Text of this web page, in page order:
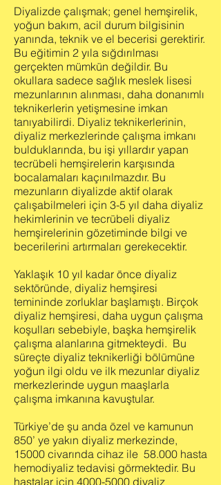
Diyalizde çalışmak; genel hemşirelik,
yoğun bakım, acil durum bilgisinin
yanında, teknik ve el becerisi gerektirir.
Bu eğitimin 2 yıla sığdırılması
gerçekten mümkün değildir. Bu
okullara sadece sağlık meslek lisesi
mezunlarının alınması, daha donanımlı
teknikerlerin yetişmesine imkan
tanıyabilirdi. Diyaliz teknikerlerinin,
diyaliz merkezlerinde çalışma imkanı
bulduklarında, bu işi yıllardır yapan
tecrübeli hemşirelerin karşısında
bocalamaları kaçınılmazdır. Bu
mezunların diyalizde aktif olarak
çalışabilmeleri için 3-5 yıl daha diyaliz
hekimlerinin ve tecrübeli diyaliz
hemşirelerinin gözetiminde bilgi ve
becerilerini artırmaları gerekecektir.
Yaklaşık 10 yıl kadar önce diyaliz
sektöründe, diyaliz hemşiresi
temininde zorluklar başlamıştı. Birçok
diyaliz hemşiresi, daha uygun çalışma
koşulları sebebiyle, başka hemşirelik
çalışma alanlarına gitmekteydi. Bu
süreçte diyaliz teknikerliği bölümüne
yoğun ilgi oldu ve ilk mezunlar diyaliz
merkezlerinde uygun maaşlarla
çalışma imkanına kavuştular.
Türkiye’de şu anda özel ve kamunun
850’ ye yakın diyaliz merkezinde,
15000 civarında cihaz ile 58.000 hasta
hemodiyaliz tedavisi görmektedir. Bu
hastalar için 4000-5000 diyaliz